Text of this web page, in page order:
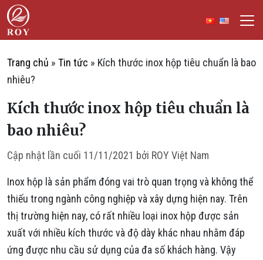
Chuyển đến nội dung
ROY Việt Nam
Trang chủ » Tin tức » Kích thước inox hộp tiêu chuẩn là bao
nhiêu?
Kích thước inox hộp tiêu chuẩn là
bao nhiêu?
Cập nhật lần cuối 11/11/2021 bởi ROY Việt Nam
Inox hộp là sản phẩm đóng vai trò quan trọng và không thể
thiếu trong ngành công nghiệp và xây dựng hiện nay. Trên
thị trường hiện nay, có rất nhiều loại inox hộp được sản
xuất với nhiều kích thước và độ dày khác nhau nhằm đáp
ứng được nhu cầu sử dụng của đa số khách hàng. Vậy